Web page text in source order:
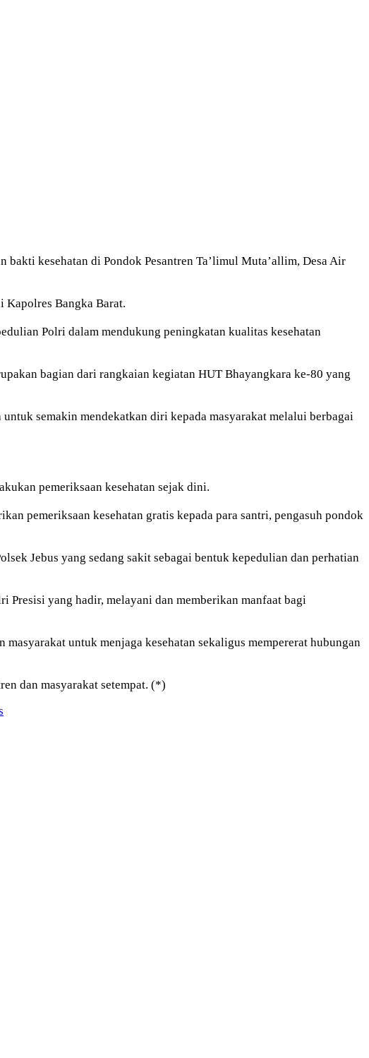
kesehatan di Pondok Pesantren Ta’limul Muta’allim, Desa Air
Bangka Barat.
Polri dalam mendukung peningkatan kualitas kesehatan
bagian dari rangkaian kegiatan HUT Bhayangkara ke-80 yang
semakin mendekatkan diri kepada masyarakat melalui berbagai
pemeriksaan kesehatan sejak dini.
pemeriksaan kesehatan gratis kepada para santri, pengasuh pondok
Jebus yang sedang sakit sebagai bentuk kepedulian dan perhatian
Presisi yang hadir, melayani dan memberikan manfaat bagi
untuk menjaga kesehatan sekaligus mempererat hubungan
dan masyarakat setempat. (*)